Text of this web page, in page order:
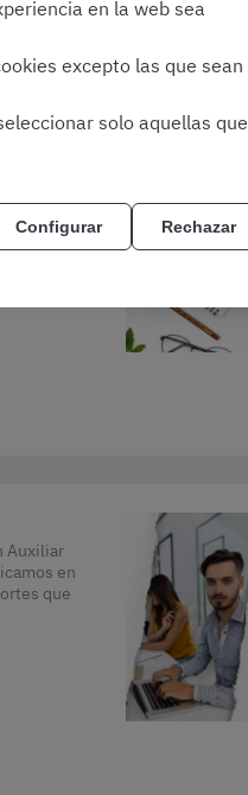
funciones,
Auxiliar
en
que
en la web sea
excepto las que sean
solo aquellas que
Configurar Rechazar